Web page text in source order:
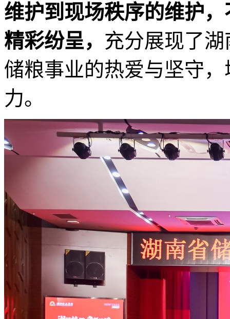
维护到现场秩序的维护
精彩纷呈， 充分展现了
储粮事业的热爱与坚守
力。